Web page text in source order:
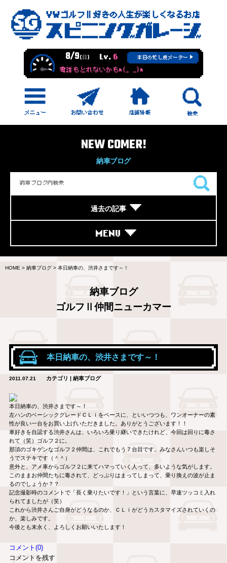
8/9(日) Lv. 6 本日の忙し度メーター
電話もとれないかもm(_ _)m
NEW COMER!
納車ブログ
過去の記事
MENU
HOME > 納車ブログ > 本日納車の、渋井さまです～！
納車ブログ
ゴルフⅡ仲間ニューカマー
本日納車の、渋井さまです～！
2011.07.21 カテゴリ | 納車ブログ
本日納車の、渋井さまです～！
左ハンのベーシックグレードＣＬｉをベースに、といいつつも、ワンオーナーの素
性が良い一台をお買い上げいただきました。ありがとうございます！！
車好きを自認する渋井さんは、いろいろ乗り継いできたけれど、今回は回りに毒さ
れて（笑）ゴルフ２に。
那須のゴキゲンなゴルフ２仲間は、これでもう７台目です。みなさんいつも楽しそ
うでステキです（＾＾）
意外と、アメ車からゴルフ２に来てハマっていく人って、多いような気がします。
このままお仲間たちに毒されて、どっぷりはまってしまって、乗り換えの波が止ま
るのでしょうか？？
記念撮影時のコメントで「長く乗りたいです！」という言葉に、早速ツッコミ入れ
られてましたが（笑）
これから渋井さんご自身がどうなるのか、ＣＬｉがどうカスタマイズされていくの
か、楽しみです。
今後とも末永く、よろしくお願いいたします！
コメント(0)
コメントを残す